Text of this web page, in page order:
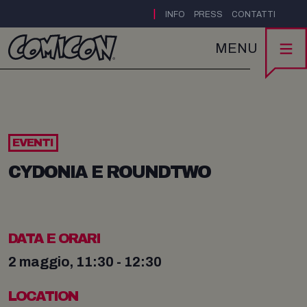
INFO PRESS CONTATTI
MENU
EVENTI
CYDONIA E ROUNDTWO
DATA E ORARI
2 maggio, 11:30 - 12:30
LOCATION